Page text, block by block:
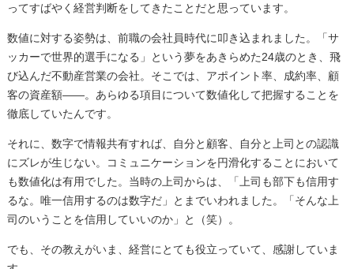
ってすばやく経営判断をしてきたことだと思っています。
数値に対する姿勢は、前職の会社員時代に叩き込まれました。「サ
ッカーで世界的選手になる」という夢をあきらめた24歳のとき、飛
び込んだ不動産営業の会社。そこでは、アポイント率、成約率、顧
客の資産額――。あらゆる項目について数値化して把握することを
徹底していたんです。
それに、数字で情報共有すれば、自分と顧客、自分と上司との認識
にズレが生じない。コミュニケーションを円滑化することにおいて
も数値化は有用でした。当時の上司からは、「上司も部下も信用す
るな。唯一信用するのは数字だ」とまでいわれました。「そんな上
司のいうことを信用していいのか」と（笑）。
でも、その教えがいま、経営にとても役立っていて、感謝していま